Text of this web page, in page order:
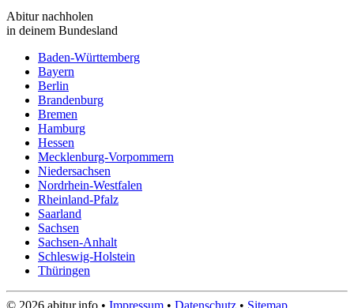
Abitur nachholen
in deinem Bundesland
Baden-Württemberg
Bayern
Berlin
Brandenburg
Bremen
Hamburg
Hessen
Mecklenburg-Vorpommern
Niedersachsen
Nordrhein-Westfalen
Rheinland-Pfalz
Saarland
Sachsen
Sachsen-Anhalt
Schleswig-Holstein
Thüringen
© 2026 abitur.info • Impressum • Datenschutz • Sitemap